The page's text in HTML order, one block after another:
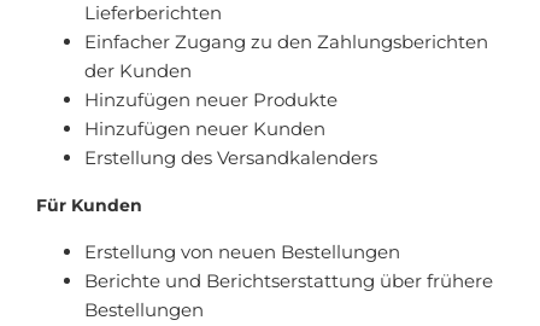
Lieferberichten
Einfacher Zugang zu den Zahlungsberichten
der Kunden
Hinzufügen neuer Produkte
Hinzufügen neuer Kunden
Erstellung des Versandkalenders
Für Kunden
Erstellung von neuen Bestellungen
Berichte und Berichtserstattung über frühere
Bestellungen